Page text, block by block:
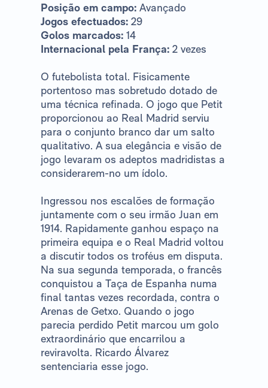
Posição em campo: Avançado
Jogos efectuados: 29
Golos marcados: 14
Internacional pela França: 2 vezes
O futebolista total. Fisicamente
portentoso mas sobretudo dotado de
uma técnica refinada. O jogo que Petit
proporcionou ao Real Madrid serviu
para o conjunto branco dar um salto
qualitativo. A sua elegância e visão de
jogo levaram os adeptos madridistas a
considerarem-no um ídolo.
Ingressou nos escalões de formação
juntamente com o seu irmão Juan em
1914. Rapidamente ganhou espaço na
primeira equipa e o Real Madrid voltou
a discutir todos os troféus em disputa.
Na sua segunda temporada, o francês
conquistou a Taça de Espanha numa
final tantas vezes recordada, contra o
Arenas de Getxo. Quando o jogo
parecia perdido Petit marcou um golo
extraordinário que encarrilou a
reviravolta. Ricardo Álvarez
sentenciaria esse jogo.